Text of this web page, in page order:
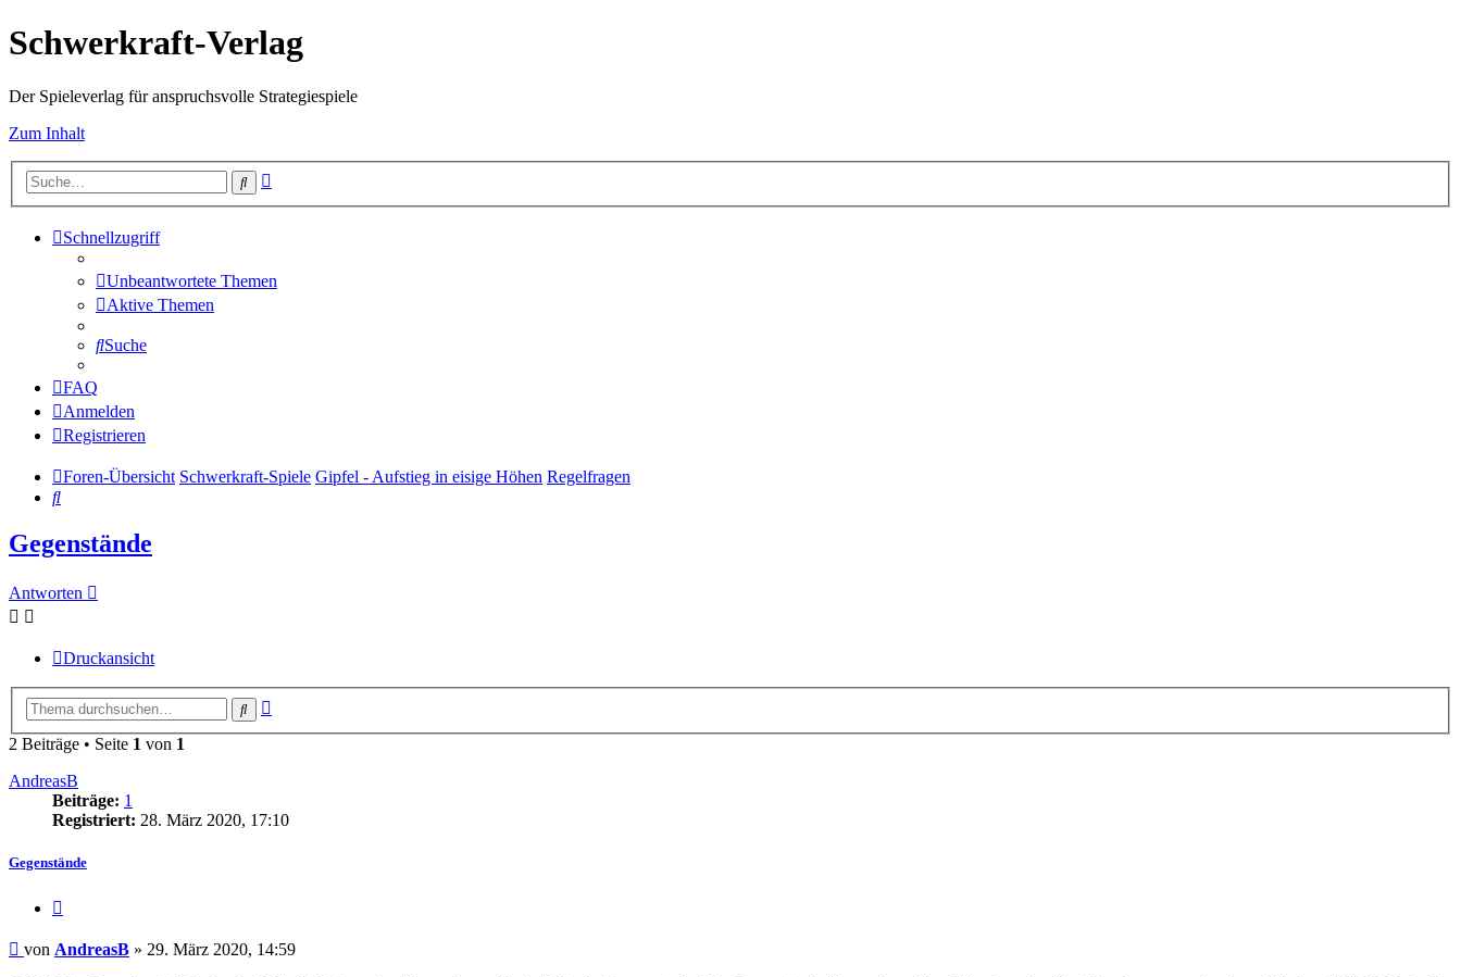
Schwerkraft-Verlag
Der Spieleverlag für anspruchsvolle Strategiespiele
Zum Inhalt
Suche
Schnellzugriff
Unbeantwortete Themen
Aktive Themen
Suche
FAQ
Anmelden
Registrieren
Foren-Übersicht Schwerkraft-Spiele Gipfel - Aufstieg in eisige Höhen Regelfragen
Suche
Gegenstände
Antworten
Druckansicht
Suche
2 Beiträge • Seite 1 von 1
AndreasB
Beiträge: 1
Registriert: 28. März 2020, 17:10
Gegenstände
Beitrag
von AndreasB » 29. März 2020, 14:59